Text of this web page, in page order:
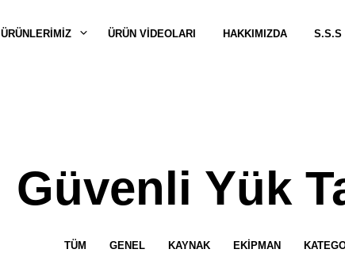
ÜRÜNLERIMIZ ÜRÜN VİDEOLARI HAKKIMIZDA S.S.S
Güvenli Yük
TÜM GENEL KAYNAK EKIPMAN